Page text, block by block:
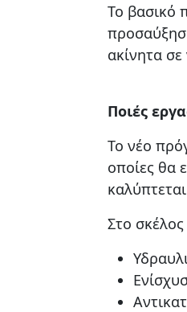
Το βασικό
ακίνητα σε
Ποιές
Το νέο
οποίες θα
Στο